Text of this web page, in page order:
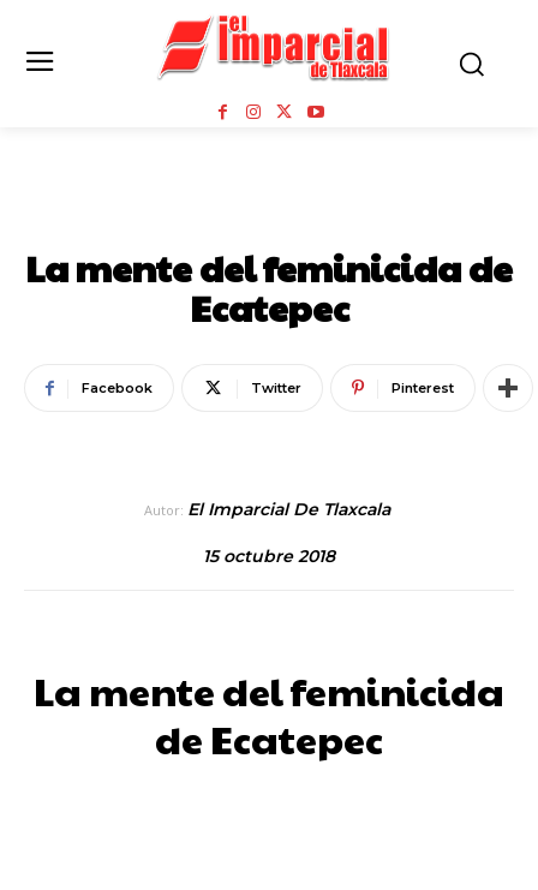
La mente del feminicida de
Ecatepec
Facebook Twitter Pinterest
Autor: El Imparcial De Tlaxcala
15 octubre 2018
La mente del feminicida
de Ecatepec